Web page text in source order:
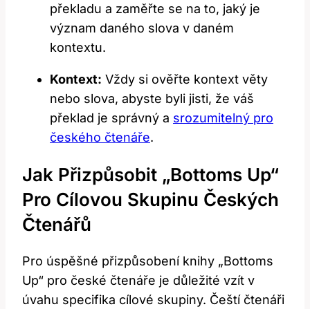
překladu a zaměřte se na to, jaký je
význam daného slova v daném
kontextu.
Kontext: Vždy si ověřte kontext věty
nebo slova, abyste byli jisti, že váš
překlad je správný a srozumitelný pro
českého čtenáře.
Jak Přizpůsobit „Bottoms Up“
Pro Cílovou Skupinu Českých
Čtenářů
Pro úspěšné přizpůsobení knihy „Bottoms
Up“ pro české čtenáře je důležité vzít v
úvahu specifika cílové skupiny. Čeští čtenáři